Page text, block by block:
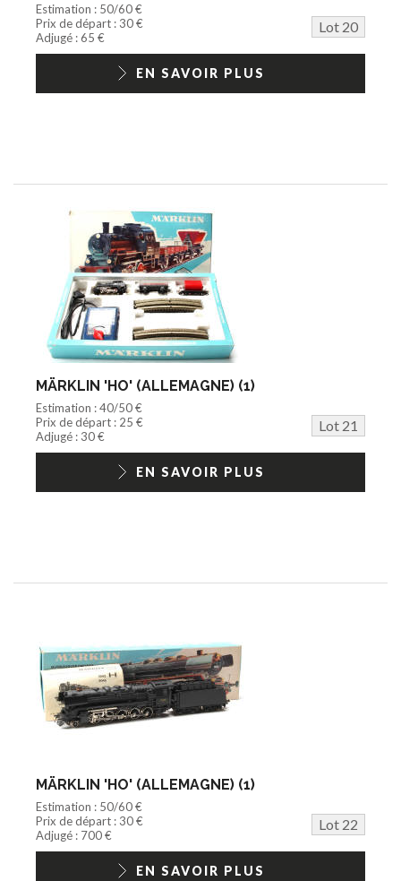
Estimation : 50/60 €
Prix de départ : 30 €
Lot 20
Adjugé : 65 €
EN SAVOIR PLUS
MÄRKLIN 'HO' (ALLEMAGNE) (1)
Estimation : 40/50 €
Prix de départ : 25 €
Lot 21
Adjugé : 30 €
EN SAVOIR PLUS
MÄRKLIN 'HO' (ALLEMAGNE) (1)
Estimation : 50/60 €
Prix de départ : 30 €
Lot 22
Adjugé : 700 €
EN SAVOIR PLUS